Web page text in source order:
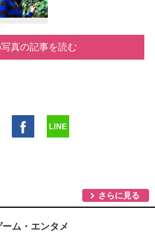
写真の記事を読む
さらに見る
ム・エンタメ